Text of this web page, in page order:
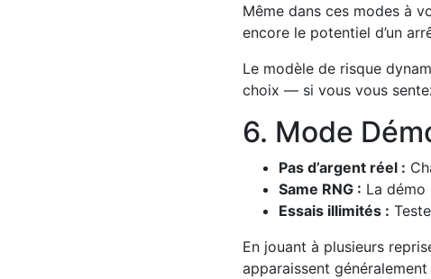
Même dans ces modes à
encore le potentiel d’un
Le modèle de risque
choix — si vous vous
6. Mode
Pas d’argent réel :
Same RNG : La démo
Essais illimités :
En jouant à plusieurs
apparaissent